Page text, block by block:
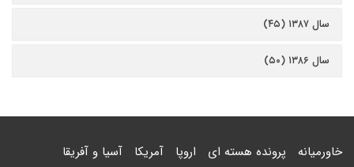
سال ۱۳۸۷ (۴۵)
سال ۱۳۸۶ (۵۰)
خاورمیانه پرونده هسته ای اروپا آمریکا آسیا و آفریقا